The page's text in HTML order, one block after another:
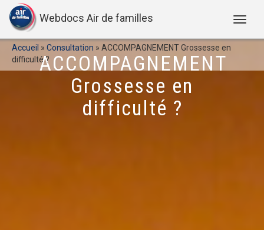
Webdocs Air de familles
Accueil » Consultation » ACCOMPAGNEMENT Grossesse en
difficulté ?ACCOMPAGNEMENT
Grossesse en
difficulté ?